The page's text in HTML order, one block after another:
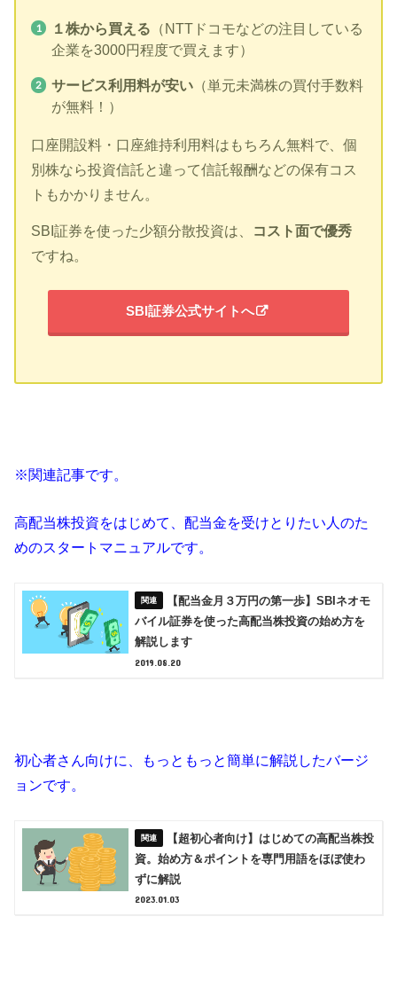
１株から買える （NTTドコモなどの注目している
企業を3000円程度で買えます）
サービス利用料が安い （単元未満株の買付手数料
が無料！）
口座開設料・口座維持利用料はもちろん無料で、個
別株なら投資信託と違って信託報酬などの保有コス
トもかかりません。
SBI証券を使った少額分散投資は、
コスト面で優秀
ですね。
SBI証券公式サイトへ
※関連記事です。
高配当株投資をはじめて、配当金を受けとりたい人のた
めのスタートマニュアルです。
【配当金月３万円の第一歩】SBIネオモ
バイル証券を使った高配当株投資の始め方を
解説します
2019.08.20
初心者さん向けに、もっともっと簡単に解説したバージ
ョンです。
【超初心者向け】はじめての高配当株投
資。始め方＆ポイントを専門用語をほぼ使わ
ずに解説
2023.01.03